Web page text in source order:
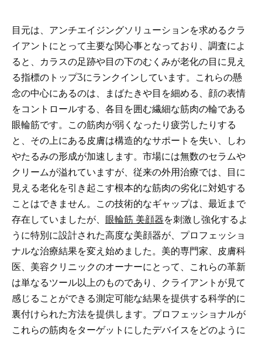
目元は、アンチエイジングソリューションを求めるクラ
イアントにとって主要な関心事となっており、調査によ
ると、カラスの足跡や目の下のむくみが老化の目に見え
る指標のトップ3にランクインしています。これらの懸
念の中心にあるのは、まばたきや目を細める、顔の表情
をコントロールする、各目を囲む繊細な筋肉の輪である
眼輪筋です。この筋肉が弱くなったり疲労したりする
と、その上にある皮膚は構造的なサポートを失い、しわ
やたるみの形成が加速します。市場には無数のセラムや
クリームが溢れていますが、従来の外用治療では、目に
見える老化を引き起こす根本的な筋肉の劣化に対処する
ことはできません。この技術的なギャップは、最近まで
存在していましたが、 眼輪筋 美顔器を刺激し強化するよ
うに特別に設計された高度な美顔器が、プロフェッショ
ナルな治療結果を変え始めました。美的専門家、皮膚科
医、美容クリニックのオーナーにとって、これらの革新
は単なるツール以上のものであり、クライアントが見て
感じることができる測定可能な結果を提供する科学的に
裏付けられた方法を提供します。プロフェッショナルが
これらの筋肉をターゲットにしたデバイスをどのように